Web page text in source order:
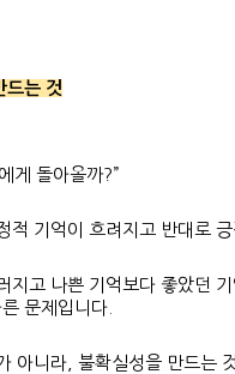
드는 것
게 돌아올까?”
적 기억이 흐려지고 반대로
지고 나쁜 기억보다 좋았던
문제입니다.
아니라, 불확실성을 만드는